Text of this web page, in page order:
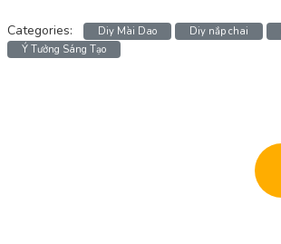
Categories: Diy Mài Dao Diy nắp chai
Ý Tưởng Sáng Tạo